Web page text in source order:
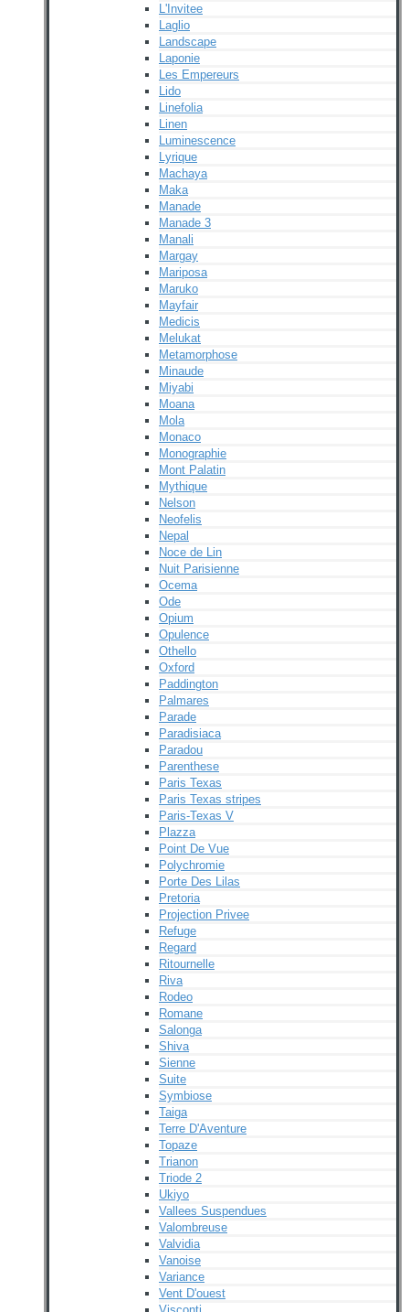
L'Invitee
Laglio
Landscape
Laponie
Les Empereurs
Lido
Linefolia
Linen
Luminescence
Lyrique
Machaya
Maka
Manade
Manade 3
Manali
Margay
Mariposa
Maruko
Mayfair
Medicis
Melukat
Metamorphose
Minaude
Miyabi
Moana
Mola
Monaco
Monographie
Mont Palatin
Mythique
Nelson
Neofelis
Nepal
Noce de Lin
Nuit Parisienne
Ocema
Ode
Opium
Opulence
Othello
Oxford
Paddington
Palmares
Parade
Paradisiaca
Paradou
Parenthese
Paris Texas
Paris Texas stripes
Paris-Texas V
Plazza
Point De Vue
Polychromie
Porte Des Lilas
Pretoria
Projection Privee
Refuge
Regard
Ritournelle
Riva
Rodeo
Romane
Salonga
Shiva
Sienne
Suite
Symbiose
Taiga
Terre D'Aventure
Topaze
Trianon
Triode 2
Ukiyo
Vallees Suspendues
Valombreuse
Valvidia
Vanoise
Variance
Vent D'ouest